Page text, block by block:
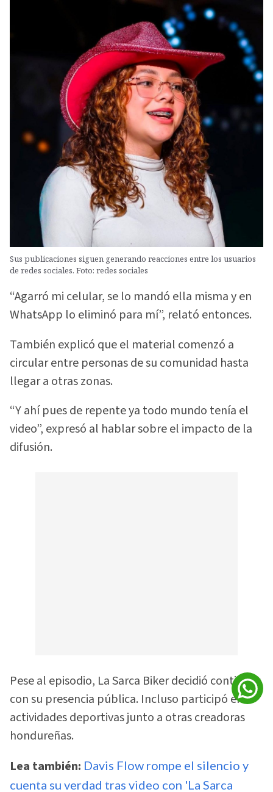
Sus publicaciones siguen generando reacciones entre los usuarios
de redes sociales. Foto: redes sociales
“Agarró mi celular, se lo mandó ella misma y en
WhatsApp lo eliminó para mí”, relató entonces.
También explicó que el material comenzó a
circular entre personas de su comunidad hasta
llegar a otras zonas.
“Y ahí pues de repente ya todo mundo tenía el
video”, expresó al hablar sobre el impacto de la
difusión.
Pese al episodio, La Sarca Biker decidió continuar
con su presencia pública. Incluso participó en
actividades deportivas junto a otras creadoras
hondureñas.
Lea también: Davis Flow rompe el silencio y
cuenta su verdad tras video con 'La Sarca